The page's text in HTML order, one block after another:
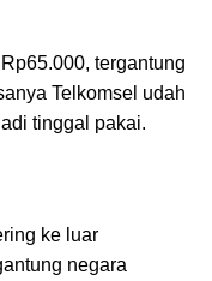
tergantung
Telkomsel udah
tinggal pakai.
ke luar
negara